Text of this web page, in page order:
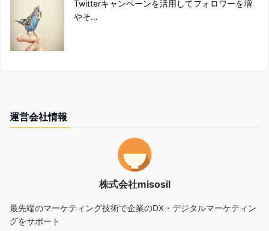
Twitterキャンペーンを活用してフォロワーを増
やそ...
運営会社情報
株式会社misosil
最先端のマーケティング技術で企業のDX・デジタルマーケティン
グをサポート